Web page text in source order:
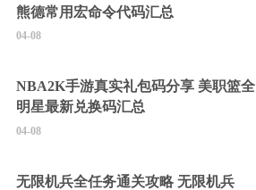
熊德常用宏命令代码汇总
04-08
NBA2K手游真实礼包码分享 美职篮全
明星最新兑换码汇总
04-08
无限机兵全任务通关攻略 无限机兵